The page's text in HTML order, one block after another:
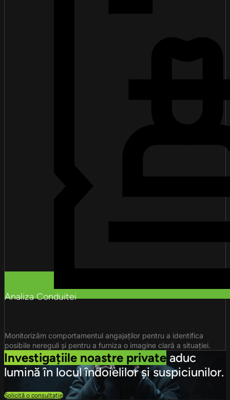
Analiza Conduitei
Monitorizăm comportamentul angajaților pentru a identifica
posibile nereguli și pentru a furniza o imagine clară a situației.
Investigațiile noastre private aduc
lumină în locul îndoielilor și suspiciunilor.
Solicită o consultație